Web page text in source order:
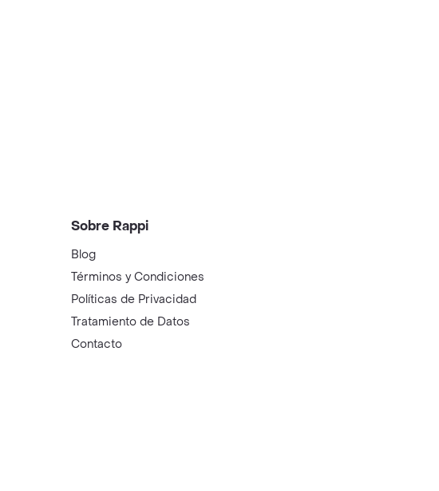
Sobre Rappi
Blog
Términos y Condiciones
Políticas de Privacidad
Tratamiento de Datos
Contacto